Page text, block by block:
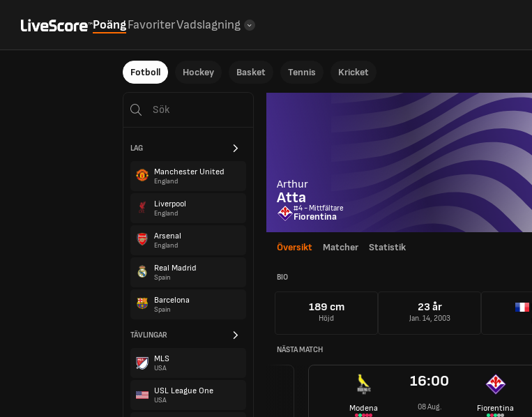
PoängFavoriterVadslagning
Fotboll Hockey Basket Tennis Kricket
LAG
Manchester United
England
Liverpool
England
Arsenal
England
Real Madrid
Spain
Barcelona
Spain
TÄVLINGAR
MLS
USA
USL League One
USA
Arthur
Atta
#4 - Mittfältare
Fiorentina
Översikt Matcher Statistik
BIO
189 cm
Höjd
23 år
Jan. 14, 2003
NÄSTA MATCH
Modena
16:00
08 Aug. Fiorentina